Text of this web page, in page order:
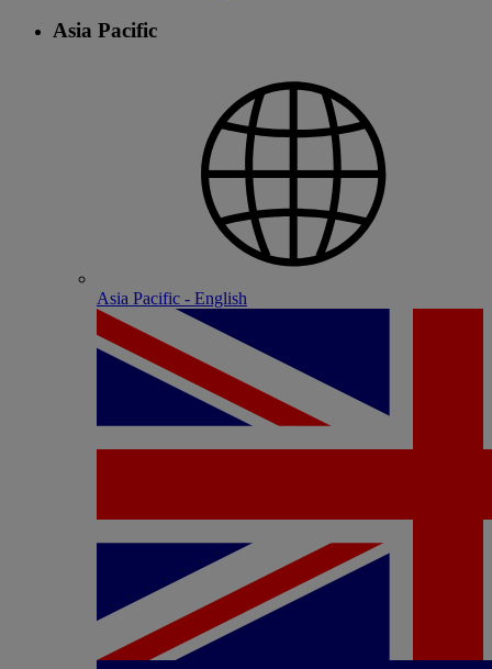
Asia Pacific
Asia Pacific - English